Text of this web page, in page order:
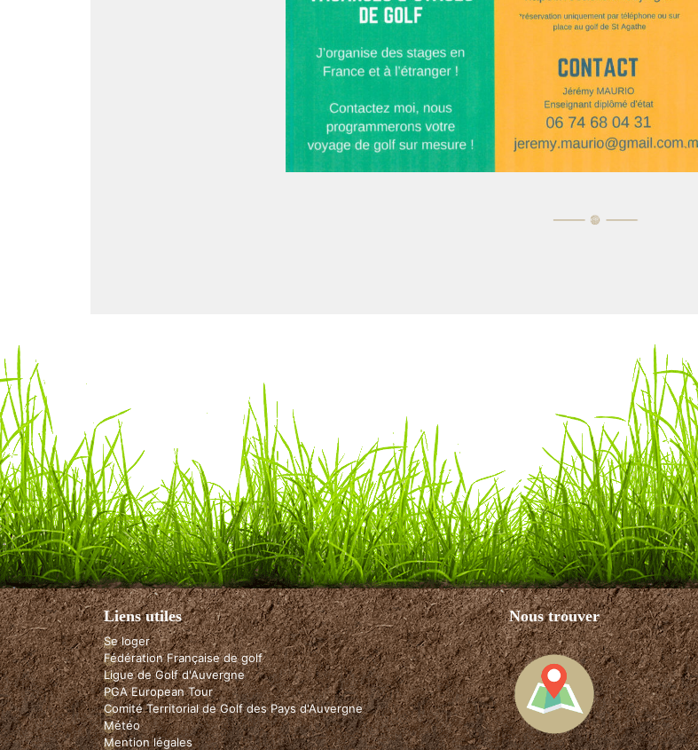
Liens utiles
Se loger
Fédération Française de golf
Ligue de Golf d'Auvergne
PGA European Tour
Comité Territorial de Golf des Pays d'Auvergne
Météo
Mention légales
Nous trouver